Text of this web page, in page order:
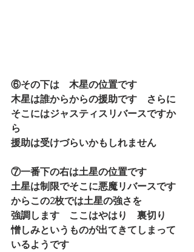
⑥その下は　木星の位置です
木星は誰からからの援助です　さらに
そこにはジャスティスリバースですか
ら
援助は受けづらいかもしれません
⑦一番下の右は土星の位置です
土星は制限でそこに悪魔リバースです
からこの2枚では土星の強さを
強調します　ここはやはり　裏切り
憎しみというものが出てきてしまって
いるようです